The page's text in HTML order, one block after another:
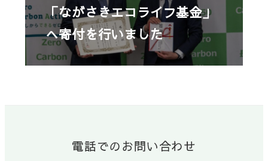
「ながさきエコライフ基金」
へ寄付を行いました
電話でのお問い合わせ